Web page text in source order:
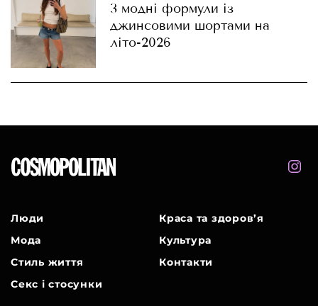
3 модні формули із
джинсовими шортами на
літо-2026
Люди
Мода
Краса та здоров’я
Культура
Стиль життя
Секс і стосунки
Контакти